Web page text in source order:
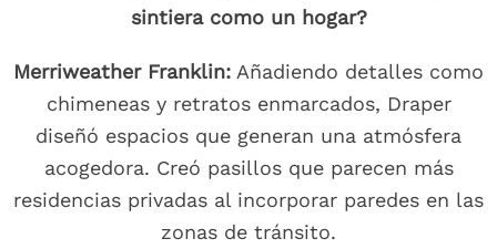
sintiera como un hogar?
Merriweather Franklin: Añadiendo detalles como
chimeneas y retratos enmarcados, Draper
diseñó espacios que generan una atmósfera
acogedora. Creó pasillos que parecen más
residencias privadas al incorporar paredes en las
zonas de tránsito.